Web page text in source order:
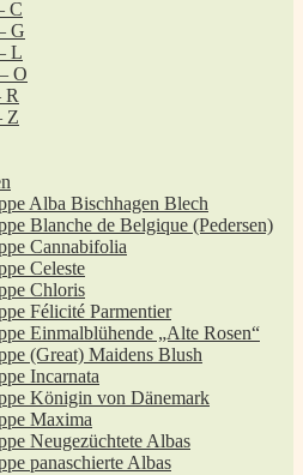
C
G
L
O
R
Z
Alba Bischhagen Blech
Blanche de Belgique (Pedersen)
Cannabifolia
Celeste
Chloris
Félicité Parmentier
Einmalblühende „Alte Rosen“
(Great) Maidens Blush
Incarnata
Königin von Dänemark
Maxima
Neugezüchtete Albas
panaschierte Albas